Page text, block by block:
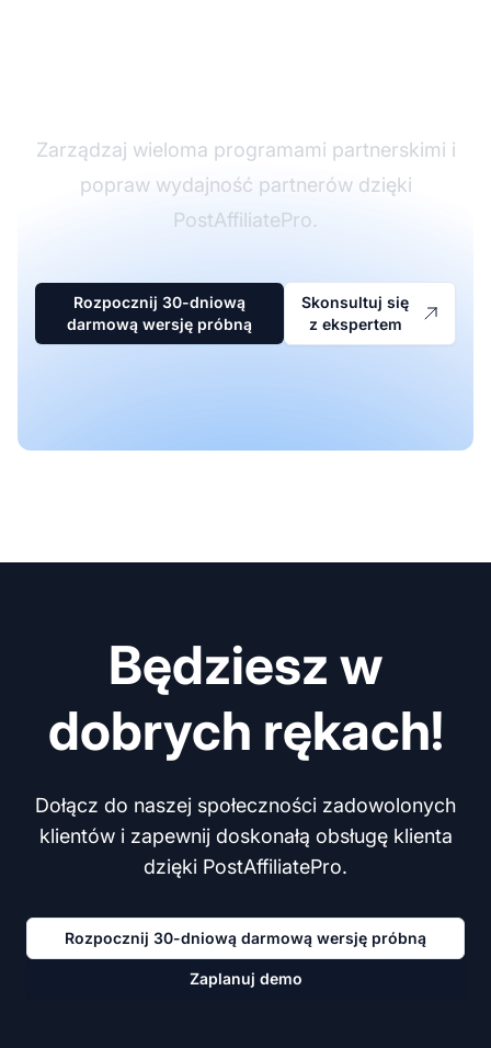
Zarządzaj wieloma programami partnerskimi i
popraw wydajność partnerów dzięki
PostAffiliatePro.
Rozpocznij 30-dniową
darmową wersję próbną
Skonsultuj się
z ekspertem
Będziesz w
dobrych rękach!
Dołącz do naszej społeczności zadowolonych
klientów i zapewnij doskonałą obsługę klienta
dzięki PostAffiliatePro.
Rozpocznij 30-dniową darmową wersję próbną
Zaplanuj demo